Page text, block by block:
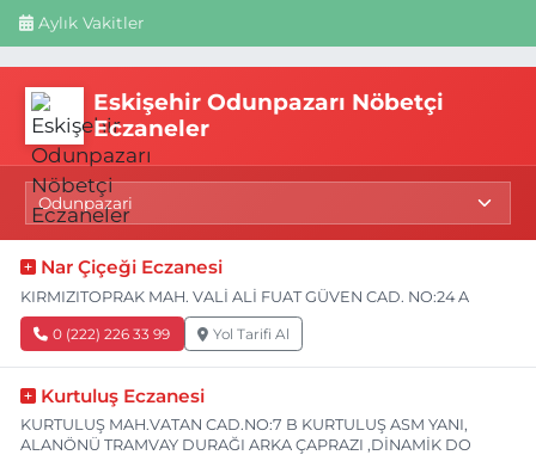
Aylık Vakitler
Eskişehir Odunpazarı Nöbetçi
Eczaneler
Nar Çiçeği Eczanesi
KIRMIZITOPRAK MAH. VALİ ALİ FUAT GÜVEN CAD. NO:24 A
0 (222) 226 33 99 Yol Tarifi Al
Kurtuluş Eczanesi
KURTULUŞ MAH.VATAN CAD.NO:7 B KURTULUŞ ASM YANI,
ALANÖNÜ TRAMVAY DURAĞI ARKA ÇAPRAZI ,DİNAMİK DO